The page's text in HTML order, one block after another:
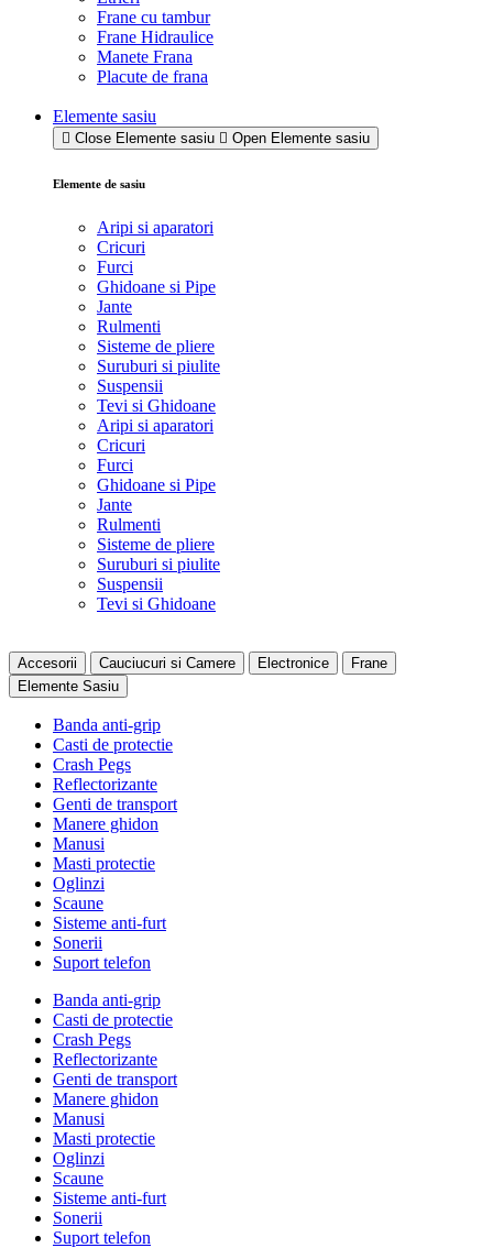
Frane cu tambur
Frane Hidraulice
Manete Frana
Placute de frana
Elemente sasiu
Close Elemente sasiu Open Elemente sasiu
Elemente de sasiu
Aripi si aparatori
Cricuri
Furci
Ghidoane si Pipe
Jante
Rulmenti
Sisteme de pliere
Suruburi si piulite
Suspensii
Tevi si Ghidoane
Aripi si aparatori
Cricuri
Furci
Ghidoane si Pipe
Jante
Rulmenti
Sisteme de pliere
Suruburi si piulite
Suspensii
Tevi si Ghidoane
Accesorii Cauciucuri si Camere Electronice
Frane
Elemente Sasiu
Banda anti-grip
Casti de protectie
Crash Pegs
Reflectorizante
Genti de transport
Manere ghidon
Manusi
Masti protectie
Oglinzi
Scaune
Sisteme anti-furt
Sonerii
Suport telefon
Banda anti-grip
Casti de protectie
Crash Pegs
Reflectorizante
Genti de transport
Manere ghidon
Manusi
Masti protectie
Oglinzi
Scaune
Sisteme anti-furt
Sonerii
Suport telefon